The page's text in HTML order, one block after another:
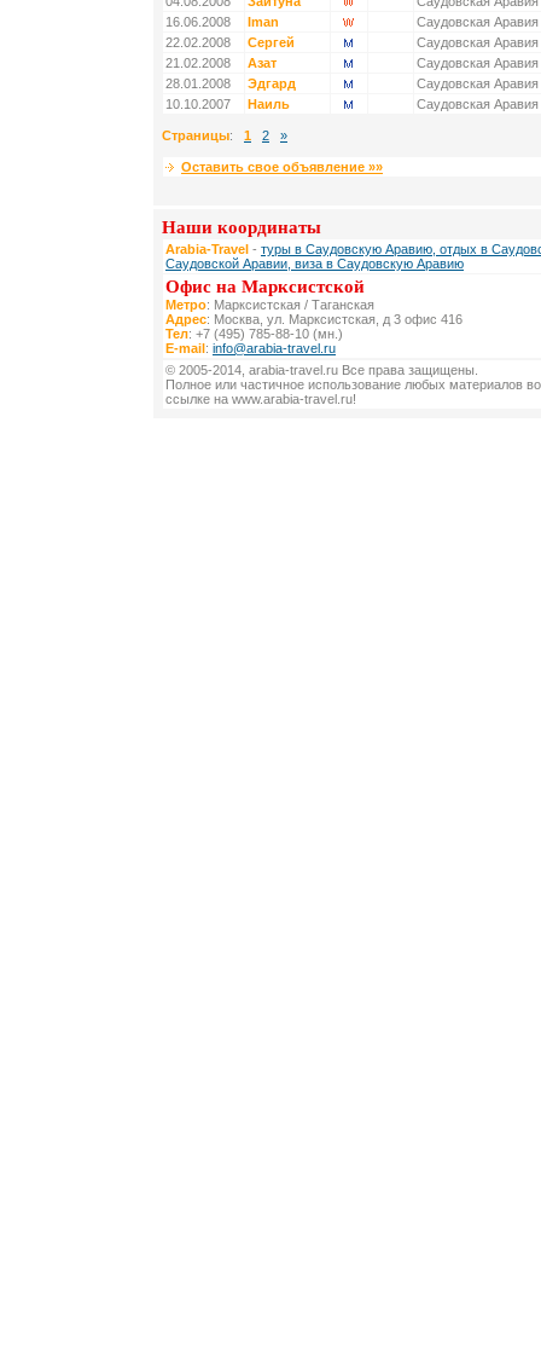
16.06.2008
Iman
Саудовская Аравия
22.02.2008
Сергей
Саудовская Аравия
21.02.2008
Азат
Саудовская Аравия
28.01.2008
Эдгард
Саудовская Аравия
10.10.2007
Наиль Саудовская Аравия
Страницы: 1 2 »
Оставить свое объявление »»
Наши координаты
Arabia-Travel - туры в Саудовскую Аравию, отдых в
Саудовской Аравии, виза в Саудовскую Аравию
Офис на Марксистской
Метро: Марксистская / Таганская
Адрес: Москва, ул. Марксистская, д 3 офис 416
Тел: +7 (495) 785-88-10 (мн.)
E-mail: info@arabia-travel.ru
© 2005-2014, arabia-travel.ru Все права защищены.
Полное или частичное использование любых материалов
ссылке на www.arabia-travel.ru!